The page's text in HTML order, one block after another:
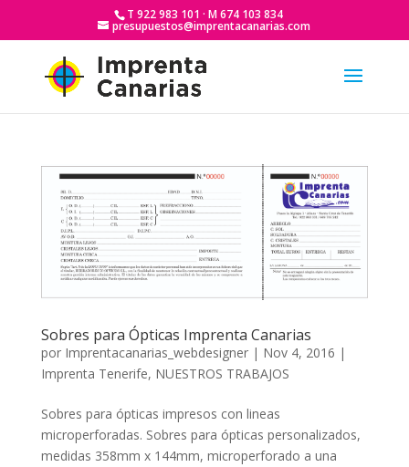
T 922 983 101 · M 674 103 834
presupuestos@imprentacanarias.com
Sobres para Ópticas Imprenta Canarias
por Imprentacanarias_webdesigner| Nov 4, 2016 |
Imprenta Tenerife, NUESTROS TRABAJOS
Sobres para ópticas impresos con lineas
microperforadas. Sobres para ópticas personalizados,
medidas 358mm x 144mm, microperforado a una